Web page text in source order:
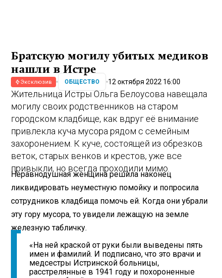
Братскую могилу убитых медиков
нашли в Истре
Эксклюзив ОБЩЕСТВО 12 октября 2022 16:00
Жительница Истры Ольга Белоусова навещала
могилу своих родственников на старом
городском кладбище, как вдруг её внимание
привлекла куча мусора рядом с семейным
захоронением. К куче, состоящей из обрезков
веток, старых венков и крестов, уже все
привыкли, но всегда проходили мимо.
Неравнодушная женщина решила наконец
ликвидировать неуместную помойку и попросила
сотрудников кладбища помочь ей. Когда они убрали
эту гору мусора, то увидели лежащую на земле
железную табличку.
«На ней краской от руки были выведены пять
имен и фамилий. И подписано, что это врачи и
медсестры Истринской больницы,
расстрелянные в 1941 году и похороненные